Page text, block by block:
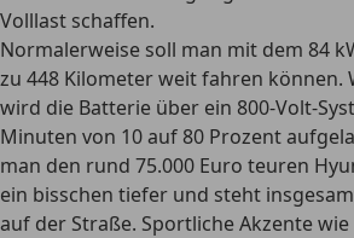
Volllast schaffen.
Normalerweise soll man mit dem 84
zu 448 Kilometer weit fahren können.
wird die Batterie über ein 800-Volt-
Minuten von 10 auf 80 Prozent
man den rund 75.000 Euro teuren
ein bisschen tiefer und steht
auf der Straße. Sportliche Akzente